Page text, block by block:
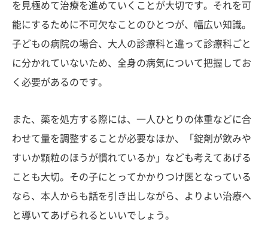
を見極めて治療を進めていくことが大切です。それを可
能にするために不可欠なことのひとつが、幅広い知識。
子どもの病院の場合、大人の診療科と違って診療科ごと
に分かれていないため、全身の病気について把握してお
く必要があるのです。
また、薬を処方する際には、一人ひとりの体重などに合
わせて量を調整することが必要なほか、「錠剤が飲みや
すいか顆粒のほうが慣れているか」なども考えてあげる
ことも大切。その子にとってかかりつけ医となっている
なら、本人からも話を引き出しながら、よりよい治療へ
と導いてあげられるといいでしょう。